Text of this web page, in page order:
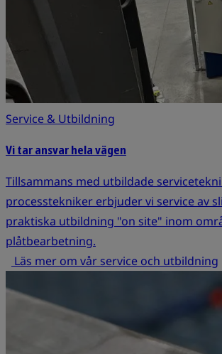
Service & Utbildning
Vi tar ansvar hela vägen
Tillsammans med utbildade
processtekniker erbjuder vi service av
praktiska utbildning "on site" inom
plåtbearbetning.
Läs mer om vår service och utbildning